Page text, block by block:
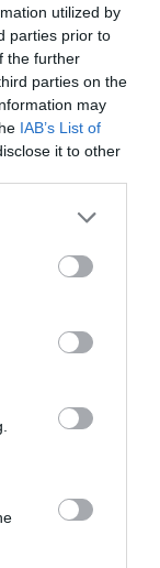
utilized by
parties prior to
the further
parties on the
may
IAB’s List of
it to other
e i primi
carcere per
Venerdì
di
per meriti
in una
civili del
morte
di
rientrare
valori,
occidentale,